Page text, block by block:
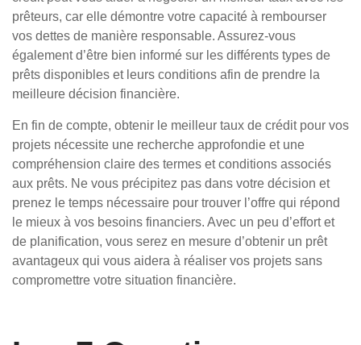
prêteurs, car elle démontre votre capacité à rembourser
vos dettes de manière responsable. Assurez-vous
également d’être bien informé sur les différents types de
prêts disponibles et leurs conditions afin de prendre la
meilleure décision financière.
En fin de compte, obtenir le meilleur taux de crédit pour vos
projets nécessite une recherche approfondie et une
compréhension claire des termes et conditions associés
aux prêts. Ne vous précipitez pas dans votre décision et
prenez le temps nécessaire pour trouver l’offre qui répond
le mieux à vos besoins financiers. Avec un peu d’effort et
de planification, vous serez en mesure d’obtenir un prêt
avantageux qui vous aidera à réaliser vos projets sans
compromettre votre situation financière.